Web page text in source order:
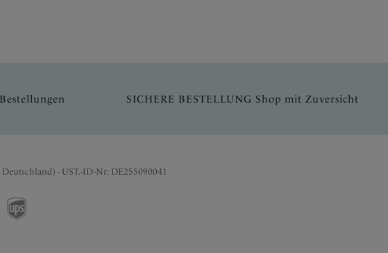
SICHERE BESTELLUNG Shop mit Zuversicht
- UST.-ID-Nr: DE255090041